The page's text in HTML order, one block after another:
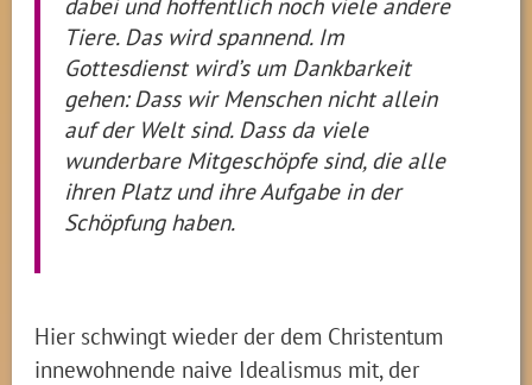
Tiere. Das wird spannend. Im
Gottesdienst wird’s um Dankbarkeit
gehen: Dass wir Menschen nicht allein
auf der Welt sind. Dass da viele
wunderbare Mitgeschöpfe sind, die alle
ihren Platz und ihre Aufgabe in der
Schöpfung haben.
Hier schwingt wieder der dem Christentum
innewohnende naive Idealismus mit, der